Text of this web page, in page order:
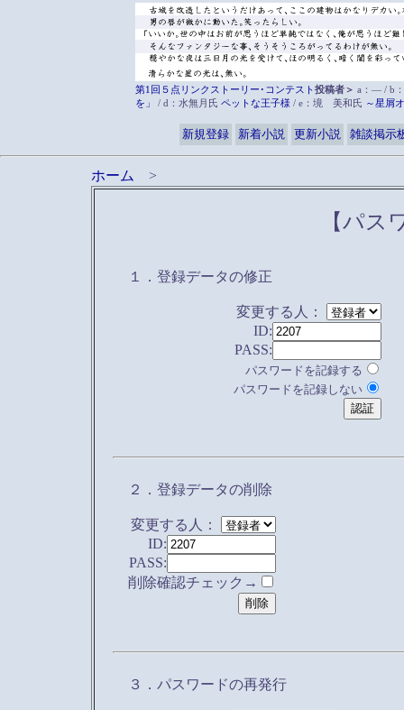
第1回５点リンクストーリー･コンテスト投稿者＞ a：― / b
を」
/ d：水無月氏 ペットな王子様 / e：境 美和氏 ～星屑
新規登録 新着小説 更新小説 雑談掲示
ホーム >
【パス
１．登録データの修正
変更する人：
ID:
PASS:
パスワードを記録する
パスワードを記録しない
２．登録データの削除
変更する人：
ID:
PASS:
削除確認チェック→
３．パスワードの再発行